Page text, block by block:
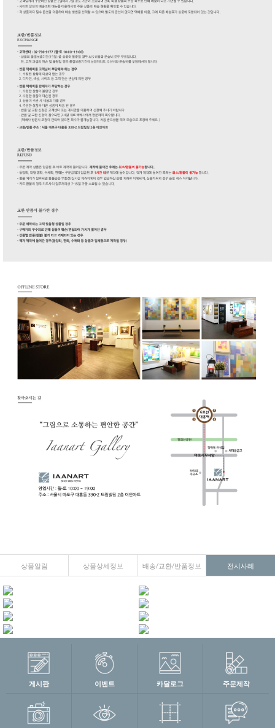
상품알림 상품상세정보 배송/교환/반품정보 전시사례
게시판 이벤트 카달로그 주문제작